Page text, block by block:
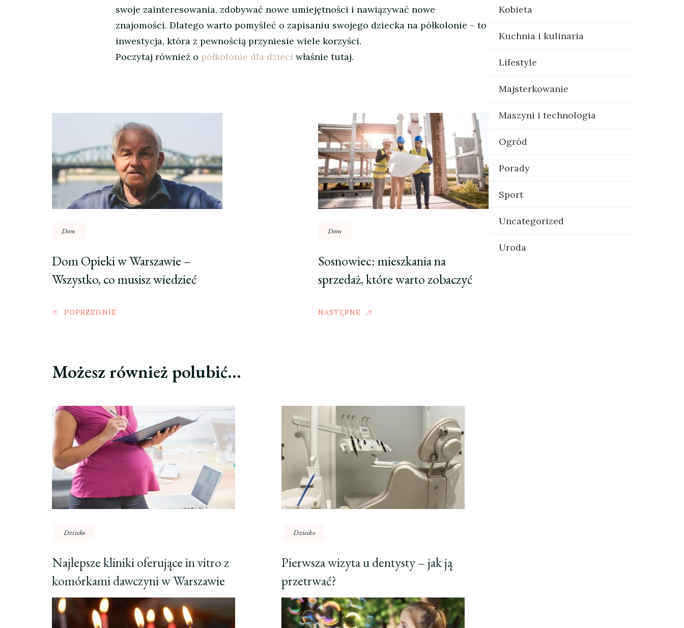
swoje zainteresowania, zdobywać nowe umiejętności i nawiązywać nowe
znajomości. Dlatego warto pomyśleć o zapisaniu swojego dziecka na półkolonie – to
inwestycja, która z pewnością przyniesie wiele korzyści.
Poczytaj również o półkolonie dla dzieci właśnie tutaj.
Nawigacja
wpisu
Dom
Dom Opieki w Warszawie –
Wszystko, co musisz wiedzieć
POPRZEDNIE
Dom
Sosnowiec: mieszkania na
sprzedaż, które warto zobaczyć
NASTĘPNE
Możesz również polubić…
Dziecko
Najlepsze kliniki oferujące in vitro z
komórkami dawczyni w Warszawie
Dziecko
Pierwsza wizyta u dentysty – jak ją
przetrwać?
Kobieta
Kuchnia i kulinaria
Lifestyle
Majsterkowanie
Maszyni i technologia
Ogród
Porady
Sport
Uncategorized
Uroda